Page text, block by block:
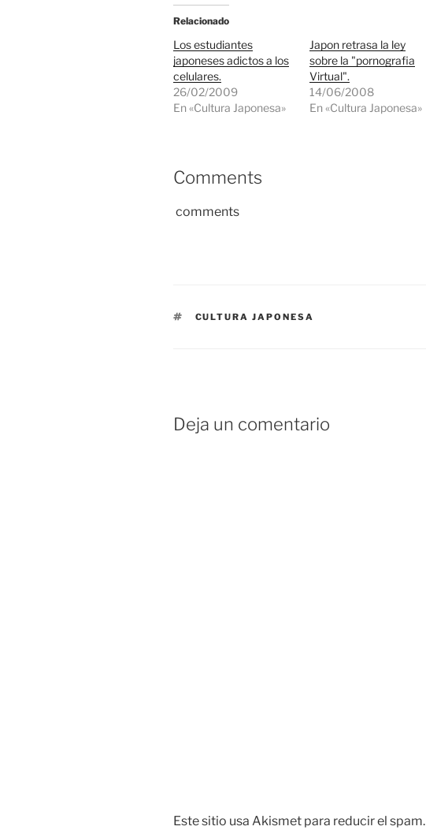
Relacionado
Los estudiantes
japoneses adictos a los
celulares.
26/02/2009
En «Cultura Japonesa»
Japon retrasa la ley
sobre la "pornografia
Virtual".
14/06/2008
En «Cultura Japonesa»
Comments
comments
ETIQUETAS
CULTURA JAPONESA
Deja un comentario
Este sitio usa Akismet para reducir el spam.